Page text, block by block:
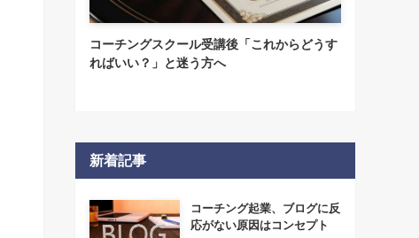
コーチングスクール受講後「これからどうす
ればいい？」と迷う方へ
新着記事
コーチング起業、ブログに反
応がない原因はコンセプト